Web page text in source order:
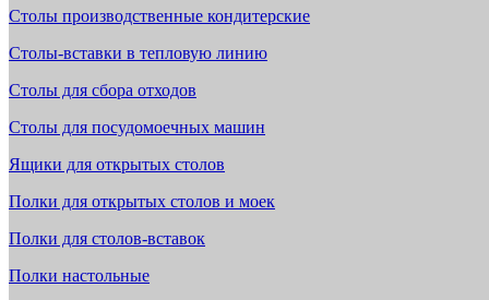
Столы производственные кондитерские
Столы-вставки в тепловую линию
Столы для сбора отходов
Столы для посудомоечных машин
Ящики для открытых столов
Полки для открытых столов и моек
Полки для столов-вставок
Полки настольные